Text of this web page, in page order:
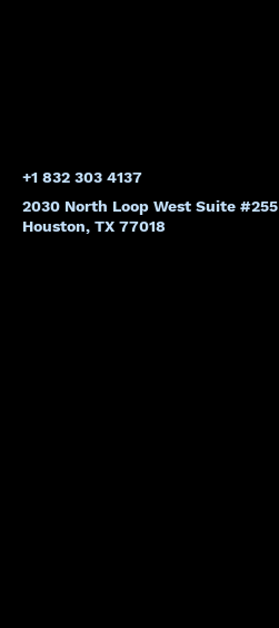
+1 832 303 4137
2030 North Loop West Suite #255
Houston, TX 77018